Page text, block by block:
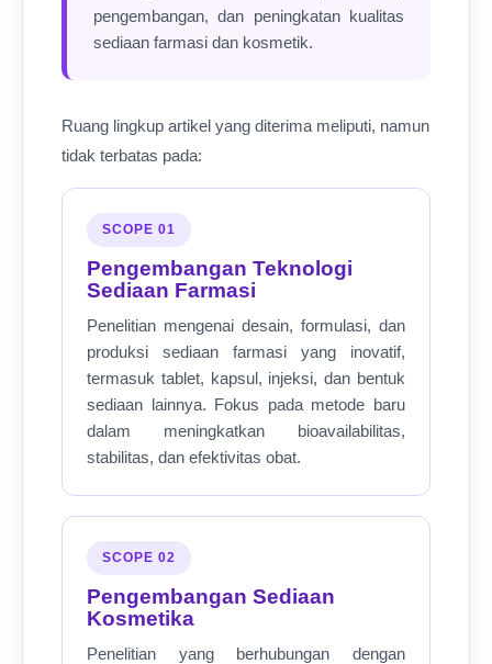
pengembangan, dan peningkatan kualitas
sediaan farmasi dan kosmetik.
Ruang lingkup artikel yang diterima meliputi, namun
tidak terbatas pada:
SCOPE 01
Pengembangan Teknologi
Sediaan Farmasi
Penelitian mengenai desain, formulasi, dan
produksi sediaan farmasi yang inovatif,
termasuk tablet, kapsul, injeksi, dan bentuk
sediaan lainnya. Fokus pada metode baru
dalam meningkatkan bioavailabilitas,
stabilitas, dan efektivitas obat.
SCOPE 02
Pengembangan Sediaan
Kosmetika
Penelitian yang berhubungan dengan